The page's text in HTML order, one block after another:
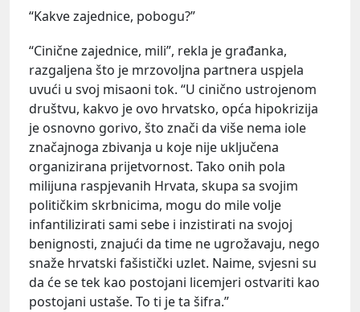
“Kakve zajednice, pobogu?”
“Cinične zajednice, mili”, rekla je građanka,
razgaljena što je mrzovoljna partnera uspjela
uvući u svoj misaoni tok. “U cinično ustrojenom
društvu, kakvo je ovo hrvatsko, opća hipokrizija
je osnovno gorivo, što znači da više nema iole
značajnoga zbivanja u koje nije uključena
organizirana prijetvornost. Tako onih pola
milijuna raspjevanih Hrvata, skupa sa svojim
političkim skrbnicima, mogu do mile volje
infantilizirati sami sebe i inzistirati na svojoj
benignosti, znajući da time ne ugrožavaju, nego
snaže hrvatski fašistički uzlet. Naime, svjesni su
da će se tek kao postojani licemjeri ostvariti kao
postojani ustaše. To ti je ta šifra.”